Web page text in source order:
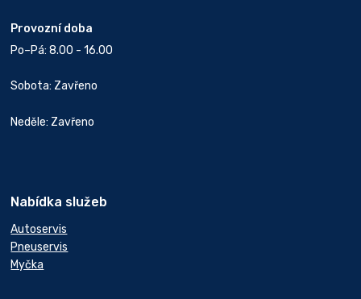
Provozní doba
Po–Pá: 8.00 - 16.00
Sobota: Zavřeno
Neděle: Zavřeno
Nabídka služeb
Autoservis
Pneuservis
Myčka